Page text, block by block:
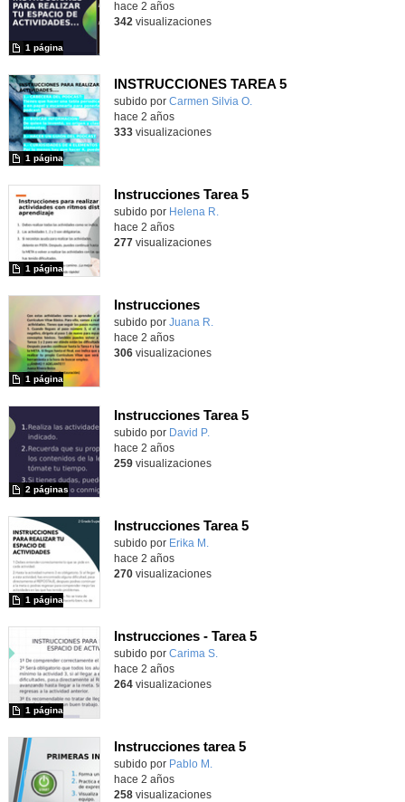
1 página
hace 2 años
342 visualizaciones
INSTRUCCIONES TAREA 5
Contenido educativo.
subido por Carmen Silvia O.
1 página
hace 2 años
333visualizaciones
Instrucciones Tarea 5
Contenido educativo.
subido por Helena R.
1 página
hace 2 años
277 visualizaciones
Instrucciones
Contenido educativo.
subido por Juana R.
1 página
hace 2 años
306visualizaciones
Instrucciones Tarea 5
Contenido educativo.
subido por David P.
2 páginas
hace 2 años
259visualizaciones
Instrucciones Tarea 5
Contenido educativo.
subido por Erika M.
1 página
hace 2 años
270visualizaciones
Instrucciones - Tarea 5
Contenido educativo.
subido por Carima S.
1 página
hace 2 años
264visualizaciones
Instrucciones tarea 5
Contenido educativo.
subido por Pablo M.
hace 2 años
258visualizaciones